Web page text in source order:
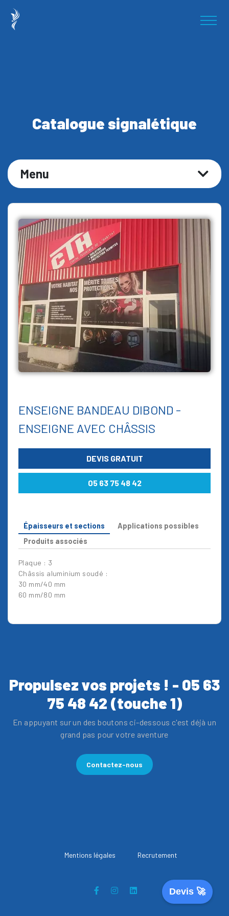
Catalogue signalétique
Menu
ENSEIGNE BANDEAU DIBOND -
ENSEIGNE AVEC CHÂSSIS
DEVIS GRATUIT
05 63 75 48 42
Épaisseurs et sections
Applications possibles
Produits associés
Plaque : 3
Châssis aluminium soudé :
30 mm/40 mm
60 mm/80 mm
Propulsez vos projets ! - 05 63
75 48 42 (touche 1)
En appuyant sur un des boutons ci-dessous c'est déjà un
grand pas pour votre aventure
Contactez-nous
Mentions légales Recrutement
Devis 🚀